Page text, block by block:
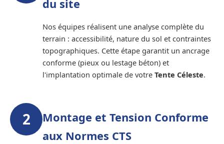
du site
Nos équipes réalisent une analyse complète du
terrain : accessibilité, nature du sol et contraintes
topographiques. Cette étape garantit un ancrage
conforme (pieux ou lestage béton) et
l'implantation optimale de votre Tente Céleste.
2
Montage et Tension Conforme
aux Normes CTS